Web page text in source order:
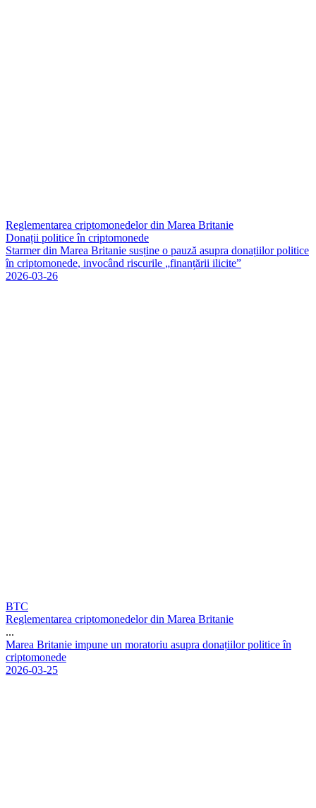
Reglementarea criptomonedelor din Marea Britanie
Donații politice în criptomonede
Starmer din Marea Britanie susține o pauză asupra donațiilor politice
în criptomonede, invocând riscurile „finanțării ilicite”
2026-03-26
BTC
Reglementarea criptomonedelor din Marea Britanie
...
Marea Britanie impune un moratoriu asupra donațiilor politice în
criptomonede
2026-03-25